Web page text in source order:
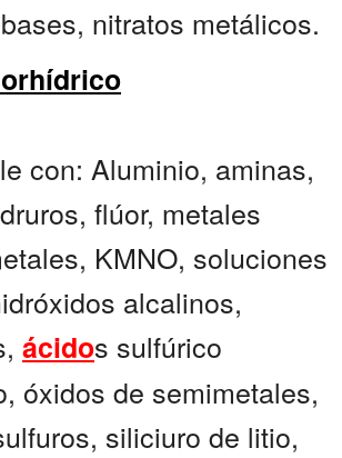
nitratos metálicos.
con: Aluminio, aminas,
flúor, metales
KMNO, soluciones
alcalinos,
ácidos sulfúrico
óxidos de semimetales,
siliciuro de litio,